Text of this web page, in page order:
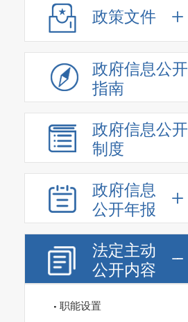
政策文件
政府信息公开
指南
政府信息公开
制度
政府信息
公开年报
法定主动
公开内容
职能设置